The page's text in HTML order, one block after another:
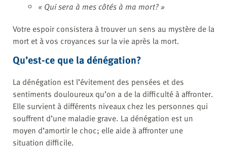
« Qui sera à mes côtés à ma mort? »
Votre espoir consistera à trouver un sens au mystère de la
mort et à vos croyances sur la vie après la mort.
Qu’est-ce que la dénégation?
La dénégation est l’évitement des pensées et des
sentiments douloureux qu’on a de la difficulté à affronter.
Elle survient à différents niveaux chez les personnes qui
souffrent d’une maladie grave. La dénégation est un
moyen d’amortir le choc; elle aide à affronter une
situation difficile.